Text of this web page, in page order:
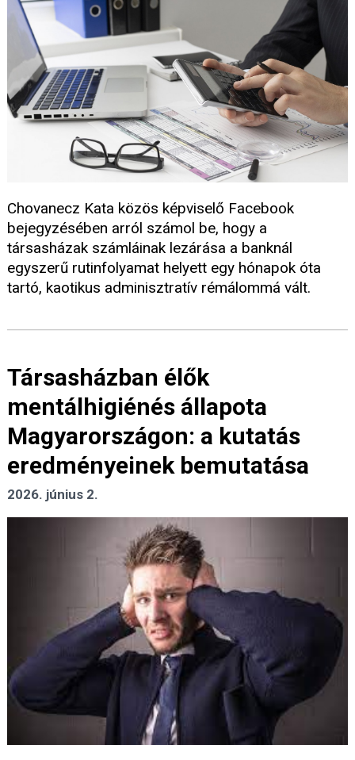
Chovanecz Kata közös képviselő Facebook
bejegyzésében arról számol be, hogy a
társasházak számláinak lezárása a banknál
egyszerű rutinfolyamat helyett egy hónapok óta
tartó, kaotikus adminisztratív rémálommá vált.
Társasházban élők
mentálhigiénés állapota
Magyarországon: a kutatás
eredményeinek bemutatása
2026. június 2.